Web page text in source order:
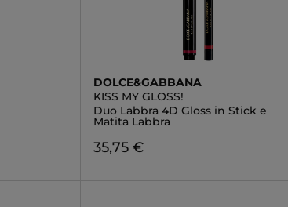
DOLCE&GABBANA
KISS MY GLOSS!
Duo Labbra 4D Gloss in Stick e
Matita Labbra
35,75 €